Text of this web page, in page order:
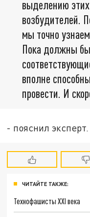
выделению
возбудителей.
мы точно
Пока должны
вполне
провести. И
- пояснил эксперт.
ЧИТАЙТЕ ТАКЖЕ:
Технофашисты XXI века